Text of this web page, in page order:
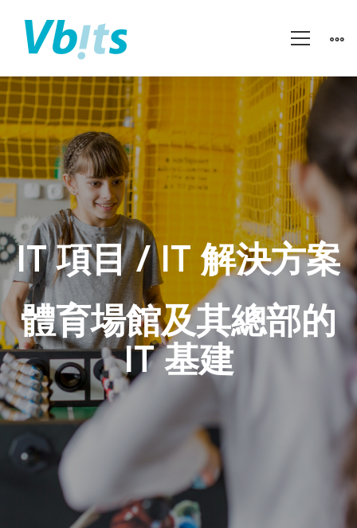
JOYPOLIS
（JP
超
動
感
世
界）
IT 項目 / IT 解決方案
體育場館及其總部的
IT 基建